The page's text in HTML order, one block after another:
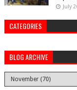
July
CATEGORIES
BLOG ARCHIVE